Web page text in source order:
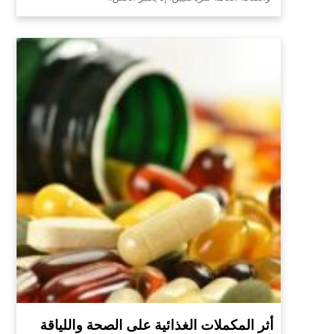
أثر المكملات الغذائية على الصحة واللياقة